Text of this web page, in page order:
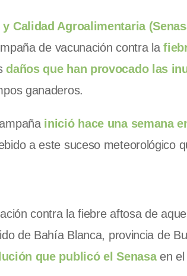
Calidad Agroalimentaria
de vacunación contra la
daños que han provocado las
ganaderos.
inició hace una semana
a este suceso meteorológico
contra la fiebre aftosa de
de Bahía Blanca, provincia de
que publicó el Senasaen el